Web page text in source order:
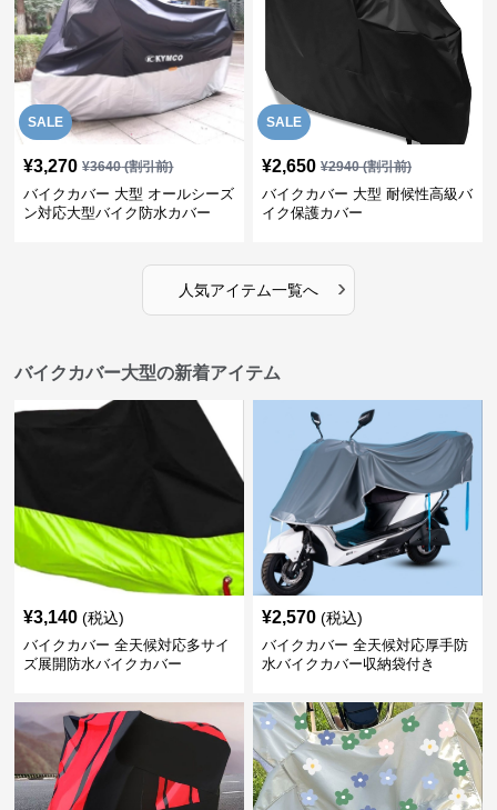
SALE
¥3,270 ¥3640(割引前)
バイクカバー 大型 オールシーズ
ン対応大型バイク防水カバー
SALE
¥2,650 ¥2940(割引前)
バイクカバー 大型 耐候性高級バ
イク保護カバー
人気アイテム一覧へ ›
バイクカバー大型の新着アイテム
¥3,140 (税込)
バイクカバー 全天候対応多サイ
ズ展開防水バイクカバー
¥2,570 (税込)
バイクカバー 全天候対応厚手防
水バイクカバー収納袋付き